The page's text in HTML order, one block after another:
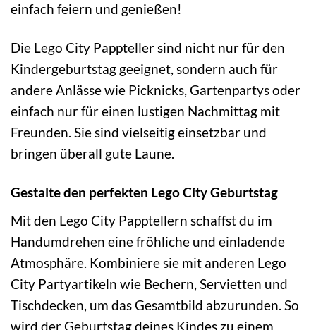
einfach feiern und genießen!
Die Lego City Pappteller sind nicht nur für den
Kindergeburtstag geeignet, sondern auch für
andere Anlässe wie Picknicks, Gartenpartys oder
einfach nur für einen lustigen Nachmittag mit
Freunden. Sie sind vielseitig einsetzbar und
bringen überall gute Laune.
Gestalte den perfekten Lego City Geburtstag
Mit den Lego City Papptellern schaffst du im
Handumdrehen eine fröhliche und einladende
Atmosphäre. Kombiniere sie mit anderen Lego
City Partyartikeln wie Bechern, Servietten und
Tischdecken, um das Gesamtbild abzurunden. So
wird der Geburtstag deines Kindes zu einem